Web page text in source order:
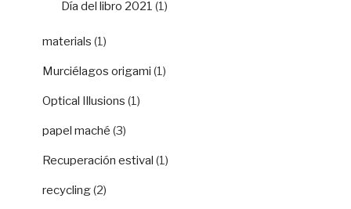
Día del libro 2021 (1)
materials (1)
Murciélagos origami (1)
Optical Illusions (1)
papel maché (3)
Recuperación estival (1)
recycling(2)